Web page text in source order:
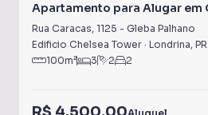
Apartamento para Alugar em
Rua Caracas, 1125 - Gleba Palhano
Edificio Chelsea Tower · Londrina, PR
100m² 3 2 2
R$ 4.500,00Aluguel